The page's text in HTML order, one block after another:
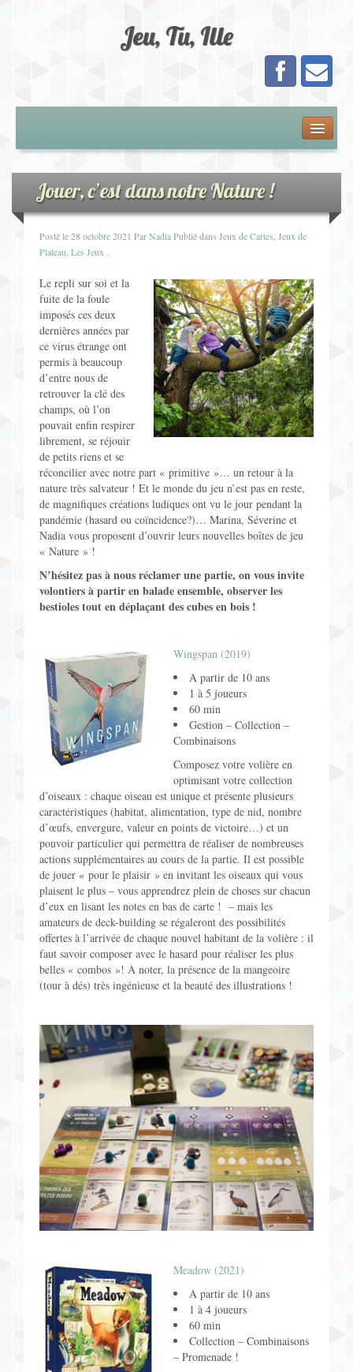
Jeu, Tu, Ille
Adhésion
Calendrier
Les Jeux
Jeux de Plateau
Jeux de Cartes
Jeux pour Enfants
Jeux de Rôle
Contact
Jouer, c’est dans notre Nature !
Posté le28 octobre 2021 ParNadiaPublié dans Jeux de Cartes Jeux de
Plateau Les Jeux
Le repli sur soi et la
fuite de la foule
imposés ces deux
dernières années par
ce virus étrange ont
permis à beaucoup
d’entre nous de
retrouver la clé des
champs, où l’on
pouvait enfin respirer
librement, se réjouir
de petits riens et se
réconcilier avec notre part « primitive »… un retour à la
nature très salvateur ! Et le monde du jeu n’est pas en reste,
de magnifiques créations ludiques ont vu le jour pendant la
pandémie (hasard ou coïncidence?)… Marina, Séverine et
Nadia vous proposent d’ouvrir leurs nouvelles boîtes de jeu
« Nature » !
N’hésitez pas à nous réclamer une partie, on vous invite
volontiers à partir en balade ensemble, observer les
bestioles tout en déplaçant des cubes en bois !
Wingspan (2019)
A partir de 10 ans
1 à 5 joueurs
60 min
Gestion – Collection –
Combinaisons
Composez votre volière en
optimisant votre collection
d’oiseaux : chaque oiseau est unique et présente plusieurs
caractéristiques (habitat, alimentation, type de nid, nombre
d’œufs, envergure, valeur en points de victoire…) et un
pouvoir particulier qui permettra de réaliser de nombreuses
actions supplémentaires au cours de la partie. Il est possible
de jouer « pour le plaisir » en invitant les oiseaux qui vous
plaisent le plus – vous apprendrez plein de choses sur chacun
d’eux en lisant les notes en bas de carte ! – mais les
amateurs de deck-building se régaleront des possibilités
offertes à l’arrivée de chaque nouvel habitant de la volière : il
faut savoir composer avec le hasard pour réaliser les plus
belles « combos »! À noter, la présence de la mangeoire
(tour à dés) très ingénieuse et la beauté des illustrations !
Meadow (2021)
A partir de 10 ans
1 à 4 joueurs
60 min
Collection – Combinaisons
– Promenade !